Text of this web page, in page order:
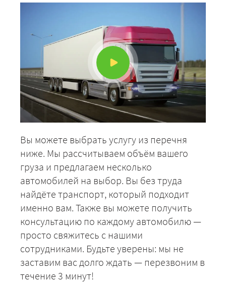
Вы можете выбрать услугу из перечня
ниже. Мы рассчитываем объём вашего
груза и предлагаем несколько
автомобилей на выбор. Вы без труда
найдёте транспорт, который подходит
именно вам. Также вы можете получить
консультацию по каждому автомобилю —
просто свяжитесь с нашими
сотрудниками. Будьте уверены: мы не
заставим вас долго ждать — перезвоним в
течение 3 минут!
ЗАКАЗАТЬ